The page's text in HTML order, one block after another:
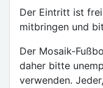
Der Eintritt ist
mitbringen und
Der Mosaik-
daher bitte
verwenden.